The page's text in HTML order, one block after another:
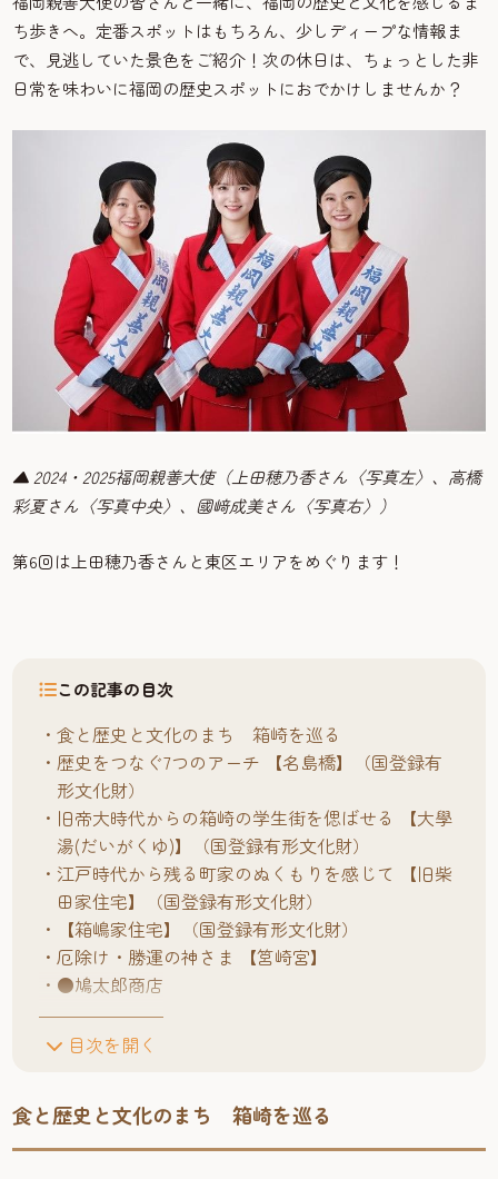
ち歩きへ。定番スポットはもちろん、少しディープな情報ま
で、見逃していた景色をご紹介！次の休日は、ちょっとした非
日常を味わいに福岡の歴史スポットにおでかけしませんか？
▲ 2024・2025福岡親善大使（上田穂乃香さん〈写真左〉、高橋
彩夏さん〈写真中央〉、國﨑成美さん〈写真右〉）
第6回は上田穂乃香さんと東区エリアをめぐります！
この記事の目次
目次を開く
食と歴史と文化のまち 箱崎を巡る
歴史をつなぐ7つのアーチ 【名島橋】（国登録有
形文化財）
旧帝大時代からの箱崎の学生街を偲ばせる 【大學
湯(だいがくゆ)】（国登録有形文化財）
江戸時代から残る町家のぬくもりを感じて 【旧柴
田家住宅】（国登録有形文化財）
【箱嶋家住宅】（国登録有形文化財）
厄除け・勝運の神さま 【筥崎宮】
●鳩太郎商店
食と歴史と文化のまち 箱崎を巡る